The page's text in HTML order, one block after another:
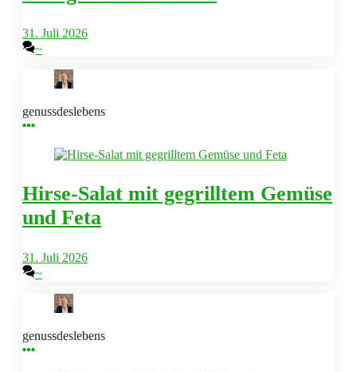
31. Juli 2026
~
genussdeslebens
Hirse-Salat mit gegrilltem Gemüse
und Feta
31. Juli 2026
~
genussdeslebens